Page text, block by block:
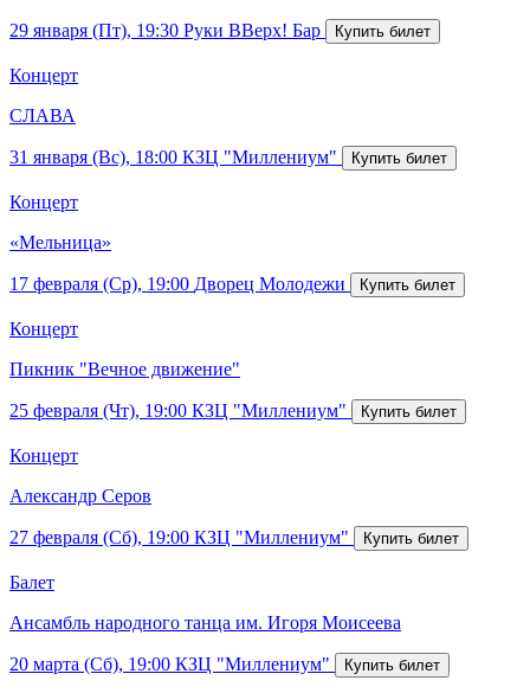
29 января (Пт), 19:30 Руки ВВерх! Бар
Концерт
СЛАВА
31 января (Вс), 18:00 КЗЦ "Миллениум"
Концерт
«Мельница»
17 февраля (Ср), 19:00 Дворец Молодежи
Концерт
Пикник "Вечное движение"
25 февраля (Чт), 19:00 КЗЦ "Миллениум"
Концерт
Александр Серов
27 февраля (Сб), 19:00 КЗЦ "Миллениум"
Балет
Ансамбль народного танца им. Игоря Моисеева
20 марта (Сб), 19:00 КЗЦ "Миллениум"